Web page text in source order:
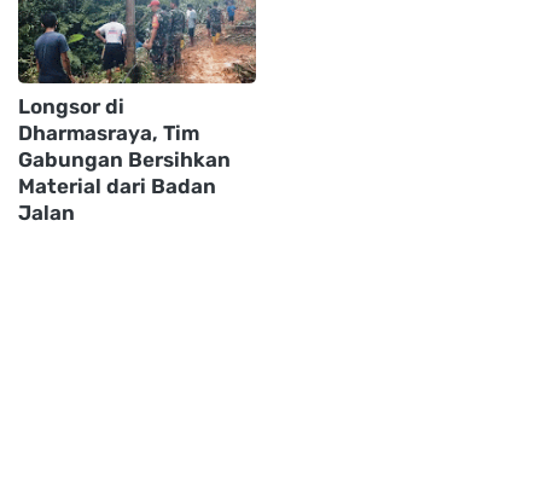
Longsor di
Dharmasraya, Tim
Gabungan Bersihkan
Material dari Badan
Jalan